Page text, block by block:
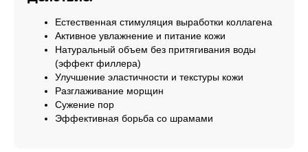
Естественная стимуляция выработки коллагена
Активное увлажнение и питание кожи
Натуральный объем без притягивания воды
(эффект филлера)
Улучшение эластичности и текстуры кожи
Разглаживание морщин
Сужение пор
Эффективная борьба со шрамами